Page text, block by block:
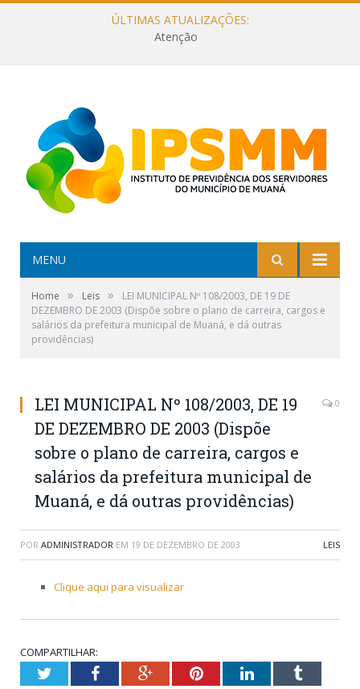
ÚLTIMAS ATUALIZAÇÕES:
Atenção
MENU
Home » Leis »
LEI MUNICIPAL Nº 108/2003, DE 19 DE
DEZEMBRO DE 2003 (Dispõe sobre o plano de carreira, cargos e
salários da prefeitura municipal de Muaná, e dá outras
providências)
LEI MUNICIPAL Nº 108/2003, DE 19
DE DEZEMBRO DE 2003 (Dispõe
sobre o plano de carreira, cargos e
salários da prefeitura municipal de
Muaná, e dá outras providências)
0
POR ADMINISTRADOR EM 19 DE DEZEMBRO DE 2003 LEIS
Clique aqui para visualizar
COMPARTILHAR:
TwitterFacebookGoogle+PinterestLinkedInTumblr